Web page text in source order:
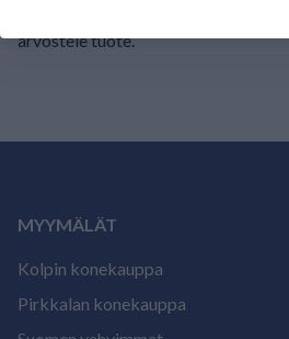
arvostele tuote.
MYYMÄLÄT
Kolpin konekauppa
Pirkkalan konekauppa